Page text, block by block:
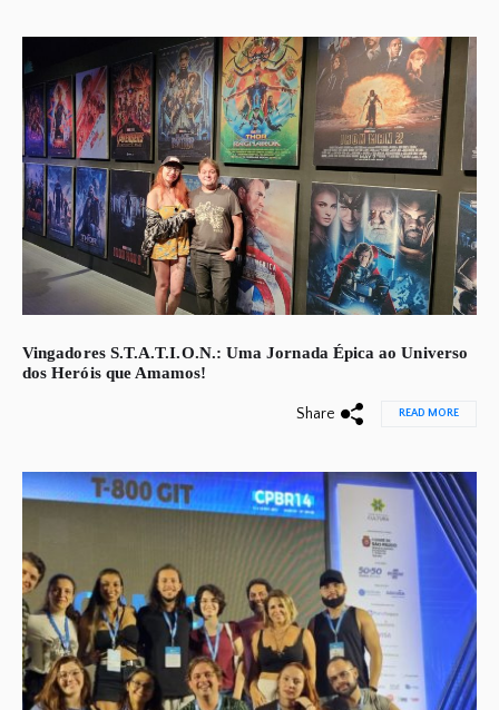
Vingadores S.T.A.T.I.O.N.: Uma Jornada Épica ao Universo
dos Heróis que Amamos!
Share READ MORE